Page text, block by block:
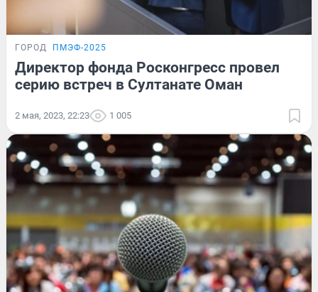
ГОРОД ПМЭФ-2025
Директор фонда Росконгресс провел
серию встреч в Султанате Оман
2 мая, 2023, 22:23 1 005